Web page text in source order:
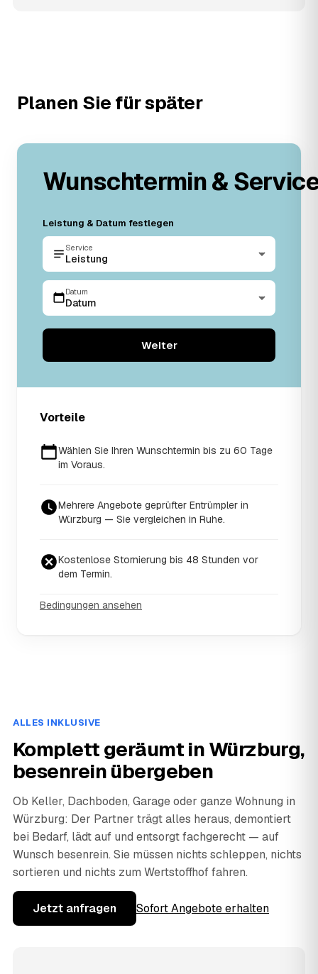
Planen Sie für später
Wunschtermin &
Leistung & Datum festlegen
Service
Leistung
Datum
Datum
Weiter
Vorteile
Wählen Sie Ihren Wunschtermin bis zu 60 Tage
im Voraus.
Mehrere Angebote geprüfter Entrümpler in
Würzburg — Sie vergleichen in Ruhe.
Kostenlose Stornierung bis 48 Stunden vor
dem Termin.
Bedingungen ansehen
ALLES INKLUSIVE
Komplett geräumt in Würzburg,
besenrein übergeben
Ob Keller, Dachboden, Garage oder ganze Wohnung in
Würzburg: Der Partner trägt alles heraus, demontiert
bei Bedarf, lädt auf und entsorgt fachgerecht — auf
Wunsch besenrein. Sie müssen nichts schleppen, nichts
sortieren und nichts zum Wertstoffhof fahren.
Jetzt anfragen Sofort Angebote erhalten